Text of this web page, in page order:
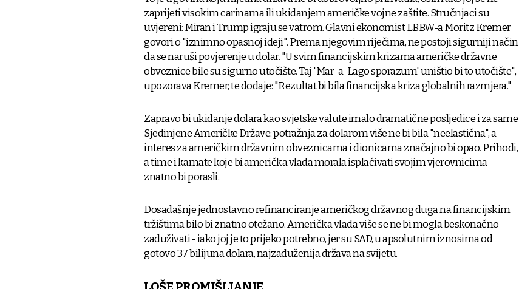
zaprijeti visokim carinama ili ukidanjem američke vojne zaštite. Stručnjaci su
uvjereni: Miran i Trump igraju se vatrom. Glavni ekonomist LBBW-a Moritz Kremer
govori o "iznimno opasnoj ideji". Prema njegovim riječima, ne postoji sigurniji način
da se naruši povjerenje u dolar. "U svim financijskim krizama američke državne
obveznice bile su sigurno utočište. Taj 'Mar-a-Lago sporazum' uništio bi to utočište",
upozorava Kremer, te dodaje: "Rezultat bi bila financijska kriza globalnih razmjera."
Zapravo bi ukidanje dolara kao svjetske valute imalo dramatične posljedice i za same
Sjedinjene Američke Države: potražnja za dolarom više ne bi bila "neelastična", a
interes za američkim državnim obveznicama i dionicama značajno bi opao. Prihodi,
a time i kamate koje bi američka vlada morala isplaćivati svojim vjerovnicima -
znatno bi porasli.
Dosadašnje jednostavno refinanciranje američkog državnog duga na financijskim
tržištima bilo bi znatno otežano. Američka vlada više se ne bi mogla beskonačno
zaduživati - iako joj je to prijeko potrebno, jer su SAD, u apsolutnim iznosima od
gotovo 37 bilijuna dolara, najzaduženija država na svijetu.